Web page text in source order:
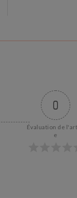
0
Évaluation de
e